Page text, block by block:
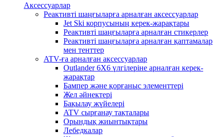
Аксессуарлар
Реактивті шаңғыларға арналған аксессуарлар
Jet Ski корпусының керек-жарақтары
Реактивті шаңғыларға арналған стикерлер
Реактивті шаңғыларға арналған қаптамалар
мен тенттер
ATV-ға арналған аксессуарлар
Outlander 6X6 үлгілеріне арналған керек-
жарақтар
Бампер және қорғаныс элементтері
Жел әйнектері
Бақылау жүйелері
ATV сырғанау тақталары
Орындық жиынтықтары
Лебедкалар